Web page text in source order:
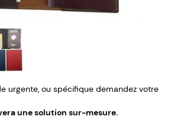
urgente, ou spécifique demandez votre
une solution sur-mesure.